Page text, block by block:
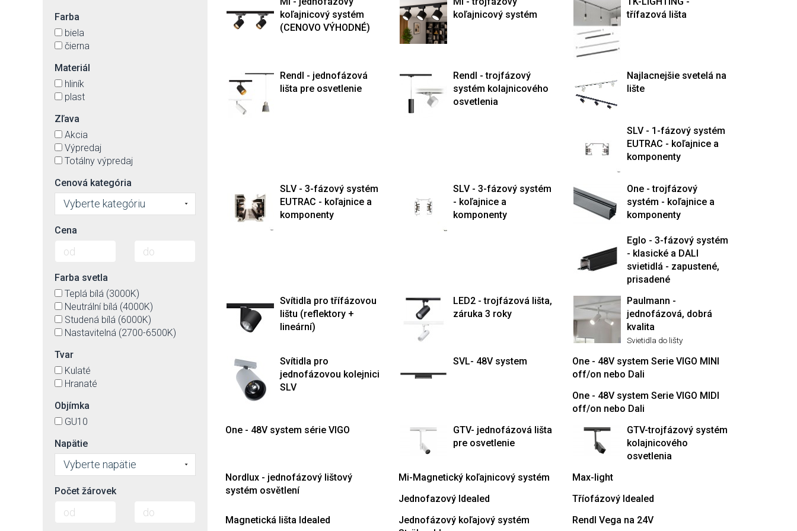
koľajnicový systém
(CENOVO VÝHODNÉ)
koľajnicový systém
třífazová lišta
Rendl - jednofázová
lišta pre osvetlenie
Rendl - trojfázový
systém kolajnicového
osvetlenia
Najlacnejšie svetelá na
lište
SLV - 1-fázový systém
EUTRAC - koľajnice a
komponenty
SLV - 3-fázový systém
EUTRAC - koľajnice a
komponenty
SLV - 3-fázový systém
- koľajnice a
komponenty
One - trojfázový
systém - koľajnice a
komponenty
Eglo - 3-fázový systém
- klasické a DALI
svietidlá - zapustené,
prisadené
Svítidla pro třífázovou
lištu (reflektory +
lineární)
LED2 - trojfázová lišta,
záruka 3 roky
Paulmann -
jednofázová, dobrá
kvalita
Svietidla do lišty
Svítidla pro
jednofázovou kolejnici
SLV
SVL- 48V system
One - 48V system Serie VIGO MINI
off/on nebo Dali
One - 48V system Serie VIGO MIDI
off/on nebo Dali
One - 48V system série VIGO
GTV- jednofázová lišta
pre osvetlenie
GTV-trojfázový systém
kolajnicového
osvetlenia
Nordlux - jednofázový lištový
systém osvětlení
Mi-Magnetický koľajnicový systém
Max-light
Jednofazový Idealed
Tříofázový Idealed
Magnetická lišta Idealed
Jednofázový koľajový systém
Rendl Vega na 24V
Farba
biela
čierna
Materiál
hliník
plast
Zľava
Akcia
Výpredaj
Totálny výpredaj
Cenová kategória
Vyberte kategóriu
Cena
Farba svetla
Teplá bílá (3000K)
Neutrální bílá (4000K)
Studená bílá (6000K)
Nastavitelná (2700-6500K)
Tvar
Kulaté
Hranaté
Objímka
GU10
Napätie
Vyberte napätie
Počet žárovek